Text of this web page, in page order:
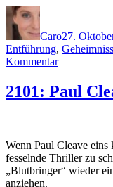
Autor
Caro27.
Entführung,
Kommentarzu
Arno
Strobel
du
wirklich
alles
2101: Paul
Wenn Paul Cleave eins
fesselnde Thriller zu
„Blutbringer“ wieder
anziehen.